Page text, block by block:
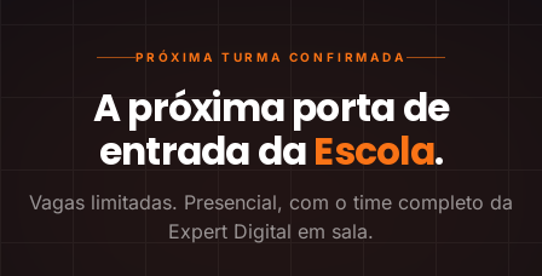
PRÓXIMA TURMA CONFIRMADA
A próxima porta de
entrada daEscola.
Vagas limitadas. Presencial, com o time completo da
Expert Digital em sala.